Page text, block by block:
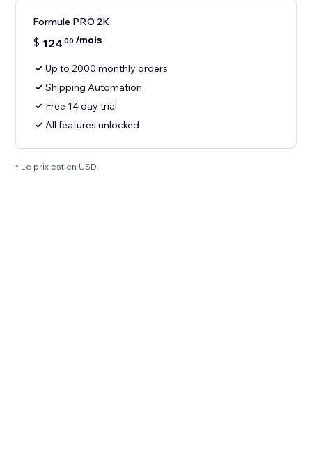
Formule PRO 2K
$ 124 00 /mois
Up to 2000 monthly orders
Shipping Automation
Free 14 day trial
All features unlocked
* Le prix est en USD.